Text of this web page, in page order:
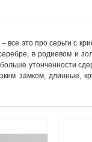
все это про серьги с
в родиевом и
утонченности
замком, длинные,